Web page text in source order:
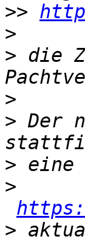
>>
>
> die
>
> Der
>
>
>